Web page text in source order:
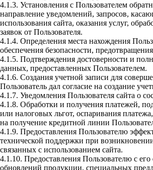
4.1.3. Установления с Пользователем
направление уведомлений, запросов,
использования сайта, оказания услуг,
заявок от Пользователя.
4.1.4. Определения места нахождения
обеспечения безопасности,
4.1.5. Подтверждения достоверности и
данных, предоставленных Пользователем.
4.1.6. Создания учетной записи для
Пользователь дал согласие на создание
4.1.7. Уведомления Пользователя сайта о
4.1.8. Обработки и получения платежей,
или налоговых льгот, оспаривания
на получение кредитной линии
4.1.9. Предоставления Пользователю
технической поддержки при
связанных с использованием сайта.
4.1.10. Предоставления Пользователю с его
обновлений продукции, специальных